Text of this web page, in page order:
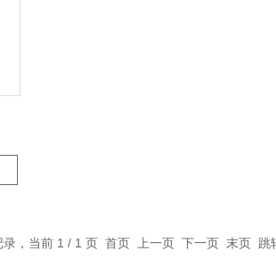
录，当前 1 / 1 页 首页 上一页 下一页 末页 跳